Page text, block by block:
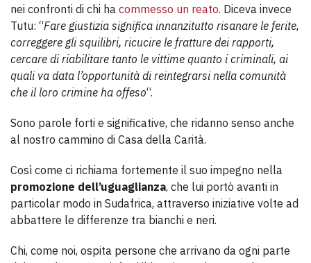
nei confronti di chi ha commesso un reato. Diceva invece
Tutu: “Fare giustizia significa innanzitutto risanare le ferite,
correggere gli squilibri, ricucire le fratture dei rapporti,
cercare di riabilitare tanto le vittime quanto i criminali, ai
quali va data l’opportunità di reintegrarsi nella comunità
che il loro crimine ha offeso“.
Sono parole forti e significative, che ridanno senso anche
al nostro cammino di Casa della Carità.
Così come ci richiama fortemente il suo impegno nella
promozione dell’uguaglianza, che lui portò avanti in
particolar modo in Sudafrica, attraverso iniziative volte ad
abbattere le differenze tra bianchi e neri.
Chi, come noi, ospita persone che arrivano da ogni parte